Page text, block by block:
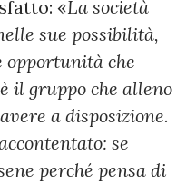
«La società
sue possibilità,
opportunità che
il gruppo che alleno
a disposizione.
se
perché pensa di